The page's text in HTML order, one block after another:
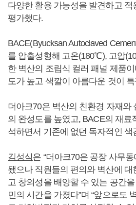
다양한 활용 가능성을 발견하고 적
평가했다.
BACE(Byucksan Autoclaved
를 압출성형해 고온(180℃), 고압
한 벽산의 조립식 컬러 패널 제품
도가 높고 색깔이 아름다운 것이
더아크70은 벽산의 친환경 자재와
의 완성도를 높였고, BACE의 재료
석하면서 기존에 없던 독자적인 색
김성식은 “더아크70은 공장 사무
됐으나 직원들의 편의와 벽산에 대
고 창의성을 배양할 수 있는 공간
민의 시간을 가졌다”며 “앞으로도